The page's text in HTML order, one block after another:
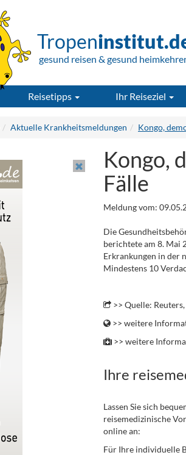
Tropen
gesund reisen & gesund
Reisetipps Ihr Reiseziel
Aktuelle Krankheitsmeldungen Kongo,
Kongo,
Fälle
Meldung vom:
Die
berichtete am 8. Mai
Erkrankungen in der
Mindestens 10
>> Quelle: Reuters,
>> weitere
>> weitere
Ihre
Lassen Sie sich
reisemedizinische
online an:
Für Ihre individuelle